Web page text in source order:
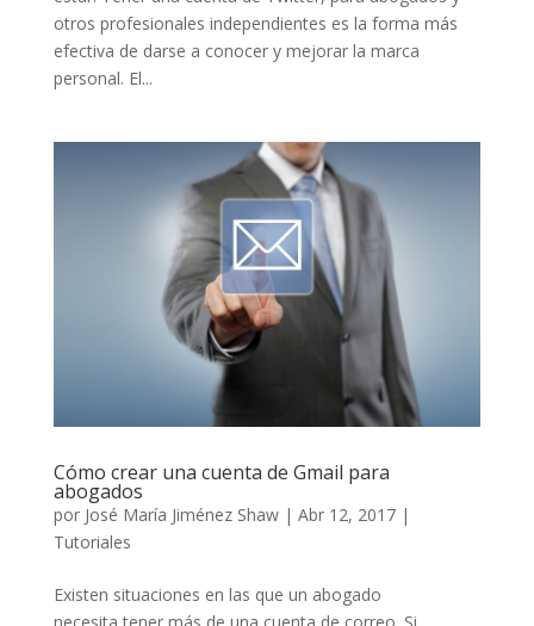
otros profesionales independientes es la forma más
efectiva de darse a conocer y mejorar la marca
personal. El...
Cómo crear una cuenta de Gmail para
abogados
por José María Jiménez Shaw| Abr 12, 2017|
Tutoriales
Existen situaciones en las que un abogado
necesita tener más de una cuenta de correo. Si